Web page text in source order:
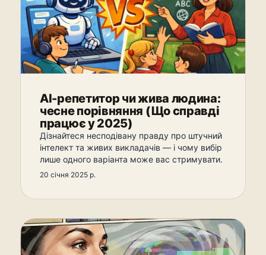
AI-репетитор чи жива людина:
чесне порівняння (Що справді
працює у 2025)
Дізнайтеся несподівану правду про штучний
інтелект та живих викладачів — і чому вибір
лише одного варіанта може вас стримувати.
20 січня 2025 р.